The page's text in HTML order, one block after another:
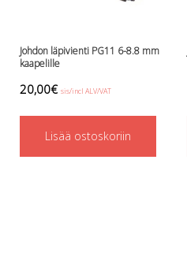
Johdon läpivienti PG11 6-8.8 mm
kaapelille
20,00€ sis/incl ALV/VAT
Lisää ostoskoriin